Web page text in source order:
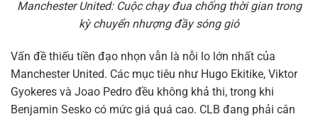
Manchester United: Cuộc chạy đua chống thời gian trong
kỳ chuyển nhượng đầy sóng gió
Vấn đề thiếu tiền đạo nhọn vẫn là nỗi lo lớn nhất của
Manchester United. Các mục tiêu như Hugo Ekitike, Viktor
Gyokeres và Joao Pedro đều không khả thi, trong khi
Benjamin Sesko có mức giá quá cao. CLB đang phải cân